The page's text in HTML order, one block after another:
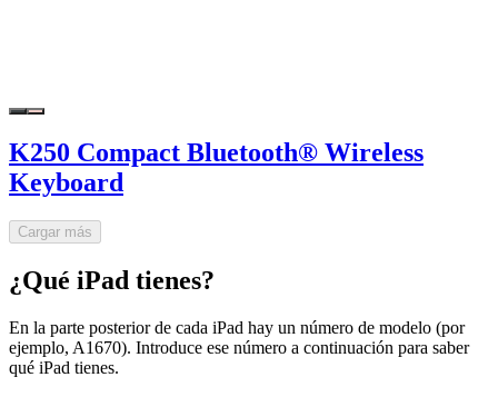
K250 Compact Bluetooth® Wireless
Keyboard
Cargar más
¿Qué iPad tienes?
En la parte posterior de cada iPad hay un número de modelo (por
ejemplo, A1670). Introduce ese número a continuación para saber
qué iPad tienes.